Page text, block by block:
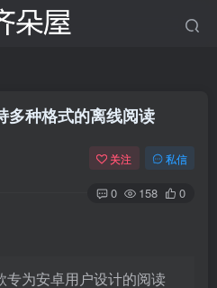
多种格式的离线阅读
关注 私信
0 158 0
专为安卓用户设计的阅读